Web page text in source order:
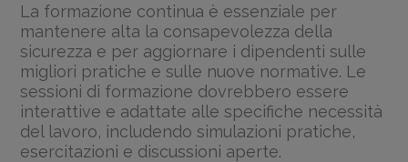
La formazione continua è essenziale per
mantenere alta la consapevolezza della
sicurezza e per aggiornare i dipendenti sulle
migliori pratiche e sulle nuove normative. Le
sessioni di formazione dovrebbero essere
interattive e adattate alle specifiche necessità
del lavoro, includendo simulazioni pratiche,
esercitazioni e discussioni aperte.